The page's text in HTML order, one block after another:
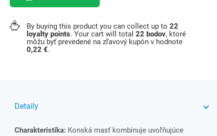
By buying this product you can collect up to 22
loyalty points. Your cart will total 22 bodov, ktoré
môžu byť prevedené na zľavový kupón v hodnote
0,22 €.
Detaily
Charakteristika: Konská masť kombinuje uvoľňujúce